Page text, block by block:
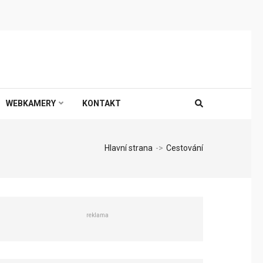
WEBKAMERY KONTAKT
Hlavní strana -> Cestování
reklama